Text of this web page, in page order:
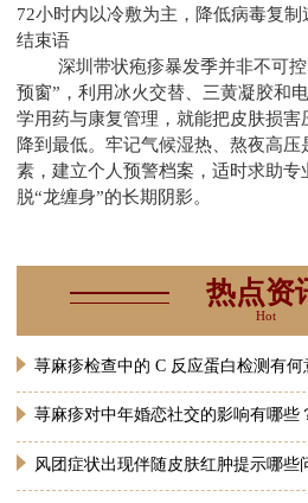
72小时内以冷敷为主，降低病毒复制
结束语
深圳带状疱疹暴发季并非不可
预窗”，利用冰火交替、三黄凝胶和
学用药与康复管理，就能把皮肤损
降到最低。牢记气候湿热、熬夜高
素，建立个人预警档案，适时求助
脱“龙缠身”的长期阴影。
热点资
Hot
荨麻疹检查中的 C 反应蛋白检测有
荨麻疹对中年婚恋社交的影响有哪些
风团症状出现伴随皮肤红肿提示哪些